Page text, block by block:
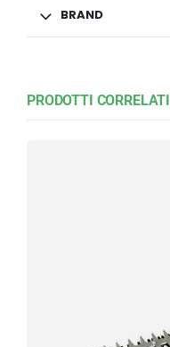
BRAND
PRODOTTI CORRELATI